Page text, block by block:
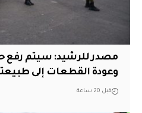
مصدر للرشيد: سيتم رفع
وعودة القطعات إلى
قبل 20 ساعة